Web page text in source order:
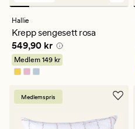
anmeldelser
med
gjennomsnittlig
vurdering
på
4.5
Hallie
Krepp sengesett rosa
Pris 549,90 kr
549,90 kr
Medlem 149 kr
Medlemspris